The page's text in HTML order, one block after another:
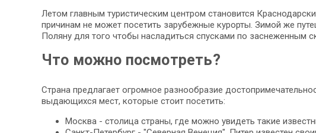
Летом главным туристическим центром становится
причинам не может посетить зарубежные курорты. Зимой же
Поляну для того чтобы насладиться спусками по заснеженным
Что можно посмотреть?
Страна предлагает огромное разнообразие
выдающихся мест, которые стоит посетить:
Москва - столица страны, где можно увидеть такие